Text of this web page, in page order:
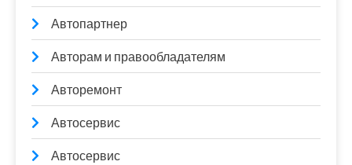
Автопартнер
Авторам и правообладателям
Авторемонт
Автосервис
Автосервис